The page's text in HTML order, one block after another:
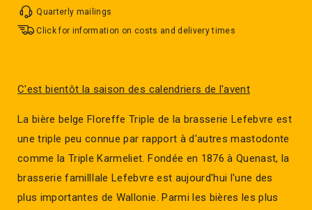
Quarterly mailings
Click for information on costs and delivery times
C'est bientôt la saison des calendriers de l'avent
La bière belge Floreffe Triple de la brasserie Lefebvre est
une triple peu connue par rapport à d'autres mastodonte
comme la Triple Karmeliet. Fondée en 1876 à Quenast, la
brasserie famillIale Lefebvre est aujourd'hui l'une des
plus importantes de Wallonie. Parmi les bières les plus